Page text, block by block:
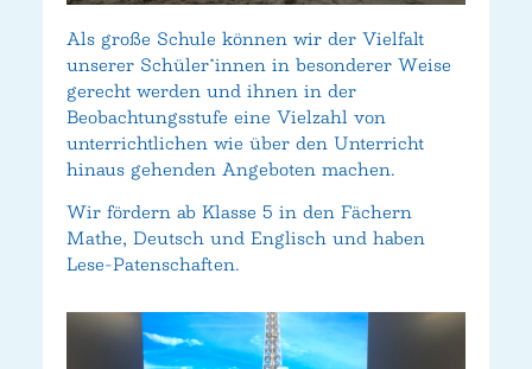
Als große Schule können wir der Vielfalt
unserer Schüler*innen in besonderer Weise
gerecht werden und ihnen in der
Beobachtungsstufe eine Vielzahl von
unterrichtlichen wie über den Unterricht
hinaus gehenden Angeboten machen.
Wir fördern ab Klasse 5 in den Fächern
Mathe, Deutsch und Englisch und haben
Lese-Patenschaften.